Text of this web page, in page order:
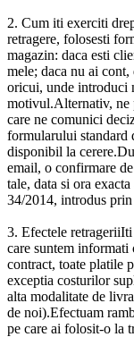
2. Cum iti exerciti
retragere, folosesti
magazin: daca esti
mele; daca nu ai
oricui, unde introduci
motivul.Alternativ, ne
care ne comunici
formularului standard
disponibil la
email, o confirmare
tale, data si ora
34/2014, introdus
3. Efectele
care suntem informati
contract, toate platile
exceptia costurilor
alta modalitate de
de noi).Efectuam
pe care ai folosit-o la